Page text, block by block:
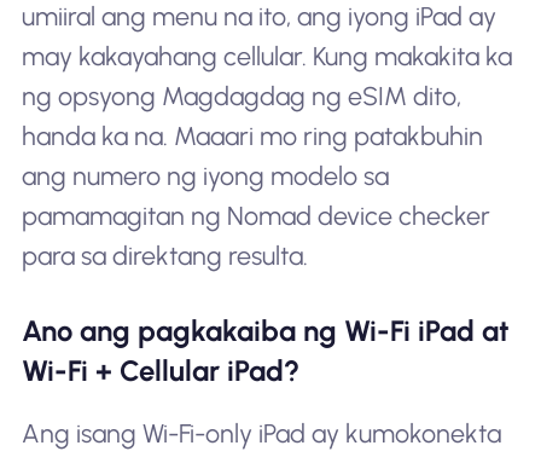
umiiral ang menu na ito, ang iyong iPad ay
may kakayahang cellular. Kung makakita ka
ng opsyong Magdagdag ng eSIM dito,
handa ka na. Maaari mo ring patakbuhin
ang numero ng iyong modelo sa
pamamagitan ng Nomad device checker
para sa direktang resulta.
Ano ang pagkakaiba ng Wi-Fi iPad at
Wi-Fi + Cellular iPad?
Ang isang Wi-Fi-only iPad ay kumokonekta